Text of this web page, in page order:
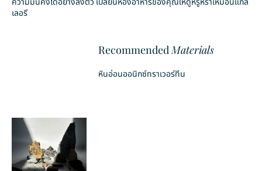
ความมั่นคงได้อย่างลงตัว เปลี่ยนห้องอาหารของคุณให้ดูหรูหราเหมือนแกล
เลอรี
Recommended Materials
หินอ่อนออนิกซ์ทราเวอร์ทีน